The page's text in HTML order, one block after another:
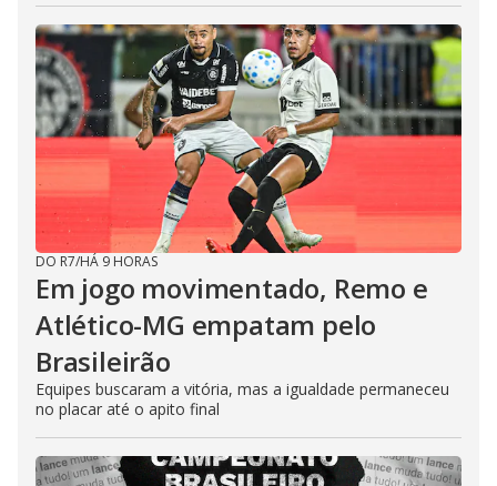
DO R7/HÁ 9 HORAS
Em jogo movimentado, Remo e
Atlético-MG empatam pelo
Brasileirão
Equipes buscaram a vitória, mas a igualdade permaneceu
no placar até o apito final